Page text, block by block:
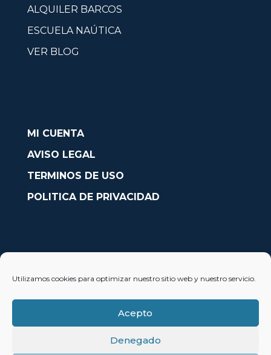
Utilizamos cookies para optimizar nuestro sitio web y nuestro servicio.
Acepto
Denegado
ALQUILER BARCOS
ESCUELA NAÚTICA
VER BLOG
MI CUENTA
AVISO LEGAL
TERMINOS DE USO
POLITICA DE PRIVACIDAD
Avda. País Valencià nº54, Oficina 23, Alcoy (Alicante)